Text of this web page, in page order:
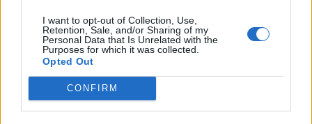
I want to opt-out of Collection, Use,
Retention, Sale, and/or Sharing of my
Personal Data that Is Unrelated with the
Purposes for which it was collected.
Opted Out
CONFIRM
per una risoluzione ancora più alta su schermi più grandi, fino a
150”.
The Freestyle con Smart EDGE Blending:
l’ultima frontiera della flessibilità in quanto permette di guardare
i propri contenuti preferiti ovunque, e nel 2023 si arricchisce
della nuova funzione Smart EDGE Blending, grazie alla quale si